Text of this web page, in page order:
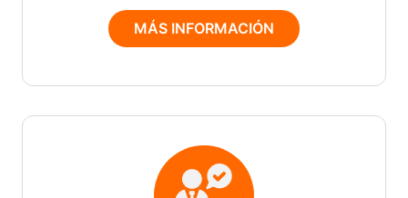
MÁS INFORMACIÓN